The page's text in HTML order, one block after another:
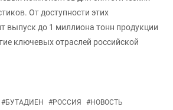
От доступности этих
выпуск до 1 миллиона тонн продукции
ключевых отраслей российской
#БУТАДИЕН #РОССИЯ #НОВОСТЬ